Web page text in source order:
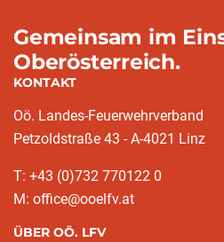
Gemeinsam im
Oberösterreich.
KONTAKT
Oö. Landes-Feuerwehrverband
Petzoldstraße 43 - A-4021 Linz
T: +43 (0)732 770122 0
M: office@ooelfv.at
ÜBER OÖ. LFV